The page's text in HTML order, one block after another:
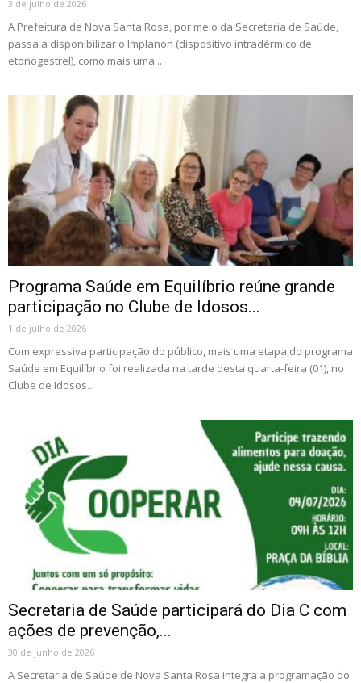
3 de julho de 2026
A Prefeitura de Nova Santa Rosa, por meio da Secretaria de Saúde,
passa a disponibilizar o Implanon (dispositivo intradérmico de
etonogestrel), como mais uma...
Programa Saúde em Equilíbrio reúne grande
participação no Clube de Idosos...
1 de julho de 2026
Com expressiva participação do público, mais uma etapa do programa
Saúde em Equilíbrio foi realizada na tarde desta quarta-feira (01), no
Clube de Idosos...
Secretaria de Saúde participará do Dia C com
ações de prevenção,...
30 de junho de 2026
A Secretaria de Saúde de Nova Santa Rosa integra a programação do